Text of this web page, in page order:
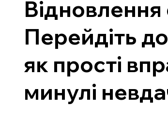
Перейдіть
як прості
минулі